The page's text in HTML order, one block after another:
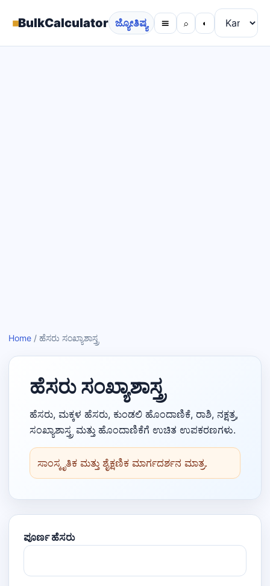
▦BulkCalculator ಜ್ಯೋತಿಷ್ಯ ☰ ⌕ ◐
Home / ಹೆಸರು ಸಂಖ್ಯಾಶಾಸ್ತ್ರ
ಹೆಸರು ಸಂಖ್ಯಾಶಾಸ್ತ್ರ
ಹೆಸರು, ಮಕ್ಕಳ ಹೆಸರು, ಕುಂಡಲಿ ಹೊಂದಾಣಿಕೆ, ರಾಶಿ, ನಕ್ಷತ್ರ,
ಸಂಖ್ಯಾಶಾಸ್ತ್ರ ಮತ್ತು ಹೊಂದಾಣಿಕೆಗೆ ಉಚಿತ ಉಪಕರಣಗಳು.
ಸಾಂಸ್ಕೃತಿಕ ಮತ್ತು ಶೈಕ್ಷಣಿಕ ಮಾರ್ಗದರ್ಶನ ಮಾತ್ರ.
ಪೂರ್ಣ ಹೆಸರು